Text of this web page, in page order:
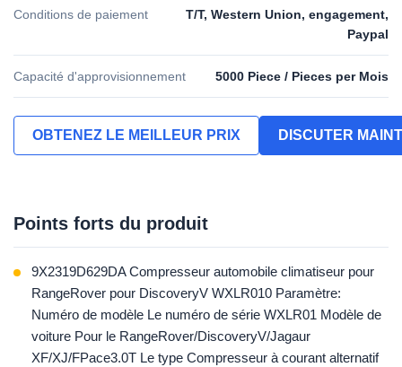
Conditions de paiement
T/T, Western Union, engagement,
Paypal
Capacité d'approvisionnement 5000 Piece / Pieces per Mois
OBTENEZ LE MEILLEUR PRIX DISCUTER
Points forts du produit
9X2319D629DA Compresseur automobile climatiseur pour
RangeRover pour DiscoveryV WXLR010 Paramètre:
Numéro de modèle Le numéro de série WXLR01 Modèle de
voiture Pour le RangeRover/DiscoveryV/Jagaur
XF/XJ/FPace3.0T Le type Compresseur à courant alternatif